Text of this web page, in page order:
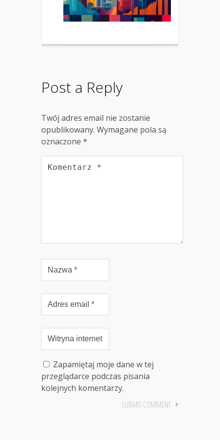
Post a Reply
Twój adres email nie zostanie
opublikowany. Wymagane pola są
oznaczone *
Zapamiętaj moje dane w tej
przeglądarce podczas pisania
kolejnych komentarzy.